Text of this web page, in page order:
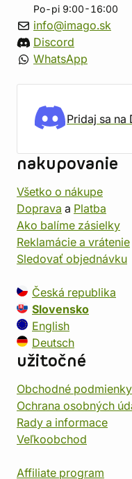
Po-pi 9:00-16:00
info@imago.sk
Discord
WhatsApp
Pridaj sa na
nakupovanie
Všetko o nákupe
Doprava a Platba
Ako balíme zásielky
Reklamácie a vrátenie
Sledovať objednávku
Česká republika
Slovensko
English
Deutsch
užitočné
Obchodné podmienky
Ochrana osobných
Rady a informace
Veľkoobchod
Affiliate program